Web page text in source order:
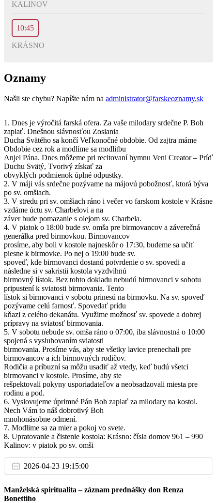
KALINOV
10:45
KRÁSNO
Oznamy
Našli ste chybu? Napíšte nám na administrator@farskeoznamy.sk
1. Dnes je výročitá farská ofera. Za vaše milodary srdečne P. Boh
zaplať. Dnešnou slávnosťou Zoslania
Ducha Svätého sa končí Veľkonočné obdobie. Od zajtra máme
Obdobie cez rok a modlíme sa modlitbu
Anjel Pána. Dnes môžeme pri recitovaní hymnu Veni Creator – Príď
Duchu Svätý, Tvorivý získať za
obvyklých podmienok úplné odpustky.
2. V máji vás srdečne pozývame na májovú pobožnosť, ktorá býva
po sv. omšiach.
3. V stredu pri sv. omšiach ráno i večer vo farskom kostole v Krásne
vzdáme úctu sv. Charbelovi a na
záver bude pomazanie s olejom sv. Charbela.
4. V piatok o 18:00 bude sv. omša pre birmovancov a záverečná
generálka pred birmovkou. Birmovancov
prosíme, aby boli v kostole najneskôr o 17:30, budeme sa učiť
piesne k birmovke. Po nej o 19:00 bude sv.
spoveď, kde birmovanci dostanú potvrdenie o sv. spovedi a
následne si v sakristii kostola vyzdvihnú
birmovný lístok. Bez tohto dokladu nebudú birmovanci v sobotu
pripustení k sviatosti birmovania. Tento
lístok si birmovanci v sobotu prinesú na birmovku. Na sv. spoveď
pozývame celú farnosť. Spovedať prídu
kňazi z celého dekanátu. Využime možnosť sv. spovede a dobrej
prípravy na sviatosť birmovania.
5. V sobotu nebude sv. omša ráno o 07:00, iba slávnostná o 10:00
spojená s vysluhovaním sviatosti
birmovania. Prosíme vás, aby ste všetky lavice prenechali pre
birmovancov a ich birmovných rodičov.
Rodičia a príbuzní sa môžu usadiť až vtedy, keď budú všetci
birmovanci v kostole. Prosíme, aby ste
rešpektovali pokyny usporiadateľov a neobsadzovali miesta pre
rodinu a pod.
6. Vyslovujeme úprimné Pán Boh zaplať za milodary na kostol.
Nech Vám to náš dobrotivý Boh
mnohonásobne odmení.
7. Modlime sa za mier a pokoj vo svete.
8. Upratovanie a čistenie kostola: Krásno: čísla domov 961 – 990
Kalinov: v piatok po sv. omši
2026-04-23 19:15:00
Manželská spiritualita – záznam prednášky don Renza
Bonettiho